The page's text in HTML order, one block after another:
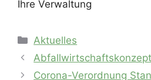
Ihre Verwaltung
Kategorien
Aktuelles
Corona-Verordnung